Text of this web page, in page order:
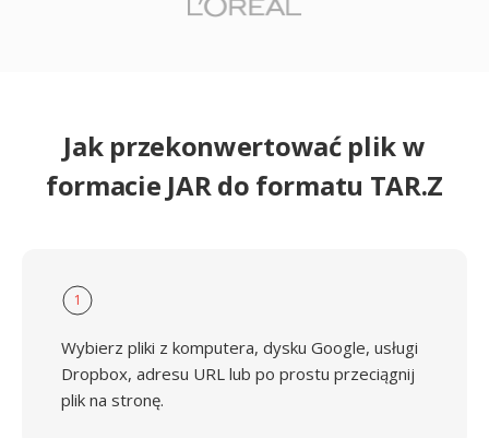
Jak przekonwertować plik w
formacie JAR do formatu TAR.Z
1
Wybierz pliki z komputera, dysku Google, usługi
Dropbox, adresu URL lub po prostu przeciągnij
plik na stronę.